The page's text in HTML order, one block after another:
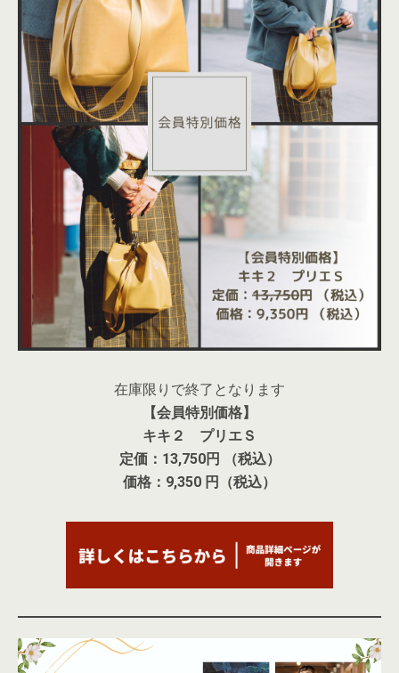
在庫限りで終了となります
【会員特別価格】
キキ２ プリエＳ
定価：13,750円 （税込）
価格：9,350 円（税込）